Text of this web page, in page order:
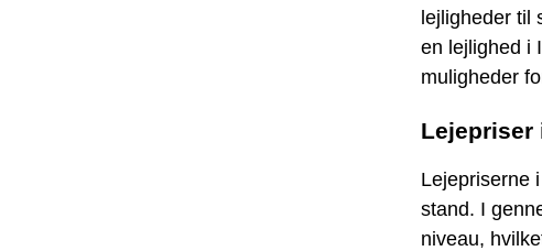
lejligheder til
en lejlighed i
muligheder
Lejepriser
Lejepriserne
stand. I
niveau,